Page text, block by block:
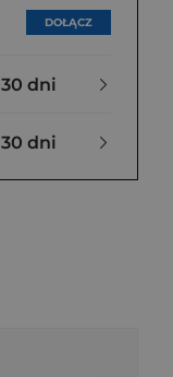
DOŁĄCZ
30 dni
30 dni